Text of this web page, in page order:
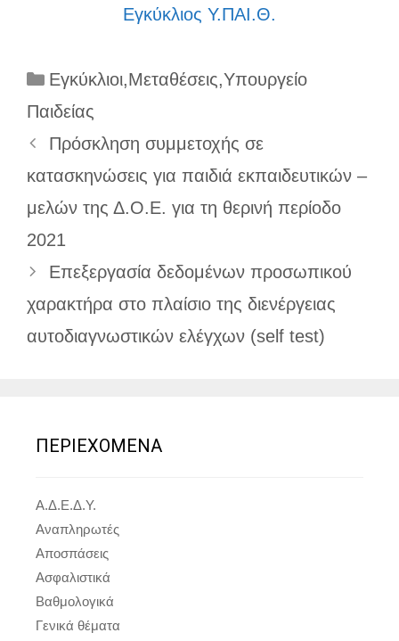
Εγκύκλιος Υ.ΠΑΙ.Θ.
Κατηγορίες
Εγκύκλιοι,Μεταθέσεις,Υπουργείο
Παιδείας
Πρόσκληση συμμετοχής σε
κατασκηνώσεις για παιδιά εκπαιδευτικών –
μελών της Δ.Ο.Ε. για τη θερινή περίοδο
2021
Επεξεργασία δεδομένων προσωπικού
χαρακτήρα στο πλαίσιο της διενέργειας
αυτοδιαγνωστικών ελέγχων (self test)
ΠΕΡΙΕΧΟΜΕΝΑ
Α.Δ.Ε.Δ.Υ.
Αναπληρωτές
Αποσπάσεις
Ασφαλιστικά
Βαθμολογικά
Γενικά θέματα